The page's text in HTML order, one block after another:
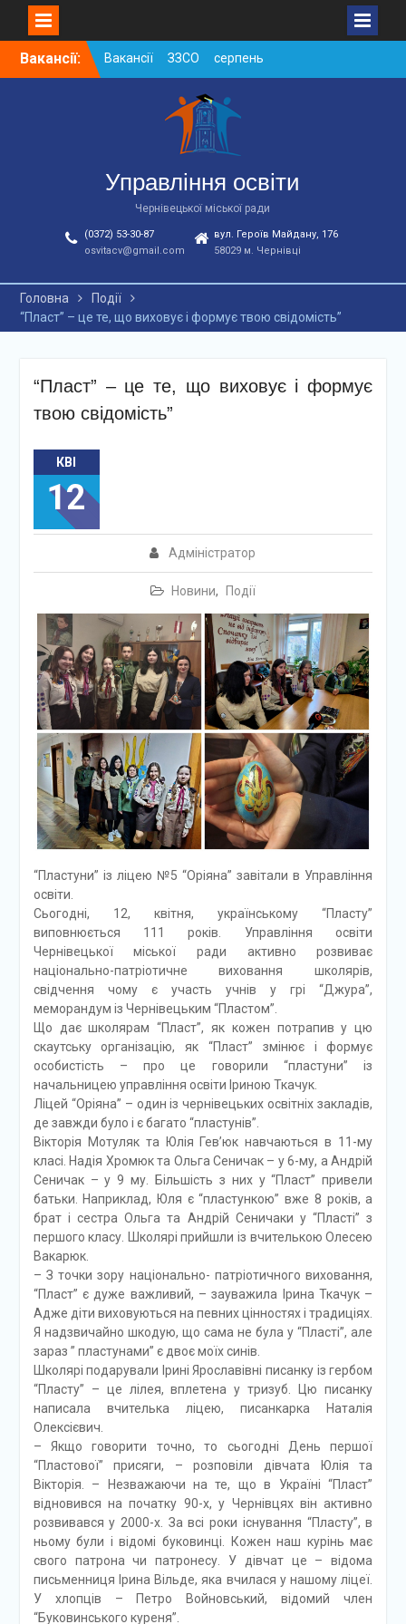
SkipВакансії:
Вакансії ЗЗСО серпень
2026
Вакансії ЗЗСО червень
Вакансії у ЗДО та
дошкільних підрозділах
ЗЗСО станом на
01.08.2026 р.
Управління освіти
Чернівецької міської ради
(0372) 53-30-87
osvitacv@gmail.com
вул. Героїв Майдану, 176
58029 м. Чернівці
Головна
Події
“Пласт” – це те, що виховує і формує твою свідомість”
“Пласт” – це те, що виховує і формує
твою свідомість”
КВІ
12
Адміністратор
Новини, Події
“Пластуни” із ліцею №5 “Оріяна” завітали в Управління
освіти.
Сьогодні, 12, квітня, українському “Пласту”
виповнюється 111 років. Управління освіти
Чернівецької міської ради активно розвиває
національно-патріотичне виховання школярів,
свідчення чому є участь учнів у грі “Джура”,
меморандум із Чернівецьким “Пластом”.
Що дає школярам “Пласт”, як кожен потрапив у цю
скаутську організацію, як “Пласт” змінює і формує
особистість – про це говорили “пластуни” із
начальницею управління освіти Іриною Ткачук.
Ліцей “Оріяна” – один із чернівецьких освітніх закладів,
де завжди було і є багато “пластунів”.
Вікторія Мотуляк та Юлія Гев’юк навчаються в 11-му
класі. Надія Хромюк та Ольга Сеничак – у 6-му, а Андрій
Сеничак – у 9 му. Більшість з них у “Пласт” привели
батьки. Наприклад, Юля є “пластункою” вже 8 років, а
брат і сестра Ольга та Андрій Сеничаки у “Пласті” з
першого класу. Школярі прийшли із вчителькою Олесею
Вакарюк.
– З точки зору національно- патріотичного виховання,
“Пласт” є дуже важливий, – зауважила Ірина Ткачук –
Адже діти виховуються на певних цінностях і традиціях.
Я надзвичайно шкодую, що сама не була у “Пласті”, але
зараз ” пластунами” є двоє моїх синів.
Школярі подарували Ірині Ярославівні писанку із гербом
“Пласту” – це лілея, вплетена у тризуб. Цю писанку
написала вчителька ліцею, писанкарка Наталія
Олексієвич.
– Якщо говорити точно, то сьогодні День першої
“Пластової” присяги, – розповіли дівчата Юлія та
Вікторія. – Незважаючи на те, що в Україні “Пласт”
відновився на початку 90-х, у Чернівцях він активно
розвивався у 2000-х. За всі роки існування “Пласту”, в
ньому були і відомі буковинці. Кожен наш курінь має
свого патрона чи патронесу. У дівчат це – відома
письменниця Ірина Вільде, яка вчилася у нашому ліцеї.
У хлопців – Петро Войновський, відомий член
“Буковинського куреня”.